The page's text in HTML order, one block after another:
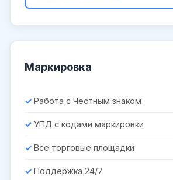
Маркировка
Работа с Честным знаком
УПД с кодами маркировки
Все торговые площадки
Поддержка 24/7